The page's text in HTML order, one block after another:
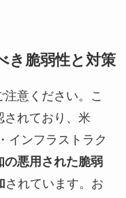
き脆弱性と対策
意ください。こ
されており、米
インフラストラク
の悪用された脆弱
されています。お